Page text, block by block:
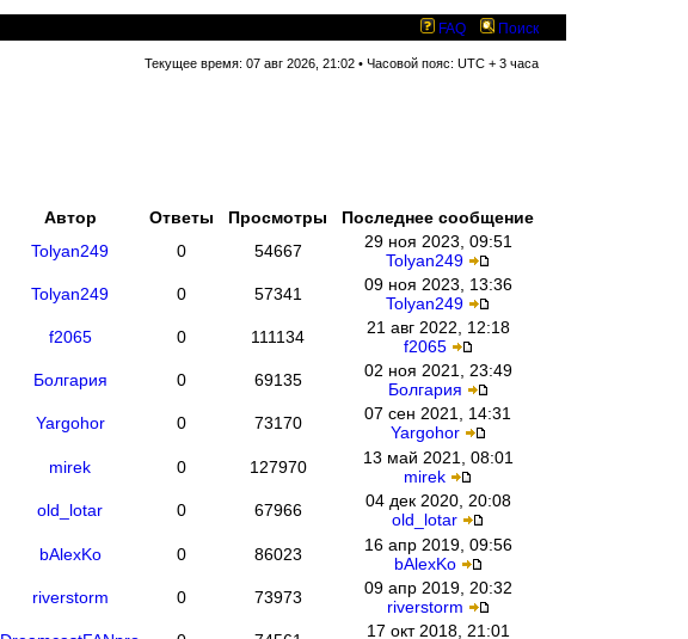
FAQ Поиск
Текущее время: 07 авг 2026, 21:02 • Часовой пояс: UTC + 3 часа
Автор Ответы Просмотры
Последнее сообщение
Tolyan249 0 54667
29 ноя 2023, 09:51
Tolyan249
Tolyan249 0 57341
09 ноя 2023, 13:36
Tolyan249
f2065 0 111134
21 авг 2022, 12:18
f2065
Болгария 0 69135
02 ноя 2021, 23:49
Болгария
Yargohor 0 73170
07 сен 2021, 14:31
Yargohor
mirek 0 127970
13 май 2021, 08:01
mirek
old_lotar 0 67966
04 дек 2020, 20:08
old_lotar
bAlexKo 0 86023
16 апр 2019, 09:56
bAlexKo
riverstorm 0 73973
09 апр 2019, 20:32
riverstorm
17 окт 2018, 21:01